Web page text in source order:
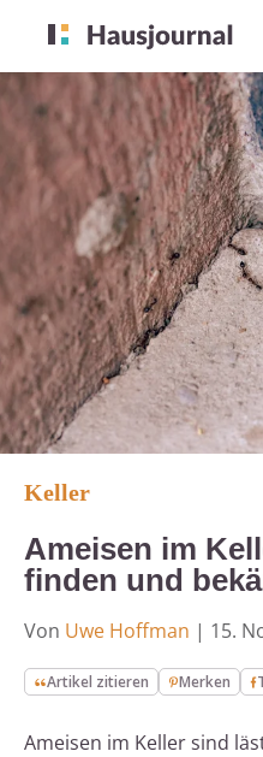
Keller
Ameisen im
finden und
Von Uwe Hoffman | 15.
Artikel zitieren Merken
Ameisen im Keller sind